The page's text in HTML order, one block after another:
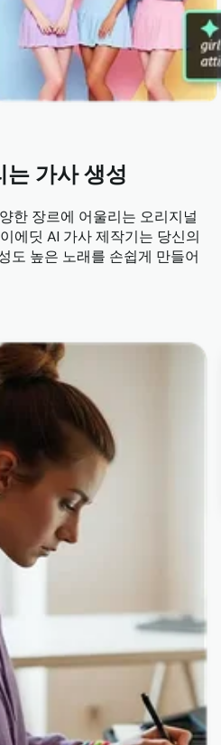
가사 생성
한 장르에 어울리는 오리지널
에딧 AI 가사 제작기는 당신의
도 높은 노래를 손쉽게 만들어